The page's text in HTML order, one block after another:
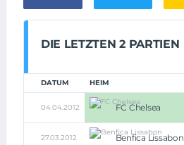
DIE LETZTEN 2 PARTIEN
DATUM HEIM
04.04.2012 FC Chelsea
27.03.2012 Benfica Lissabon